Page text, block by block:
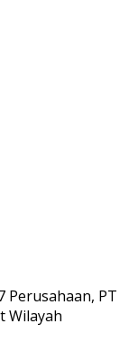
Perusahaan, PT
Wilayah